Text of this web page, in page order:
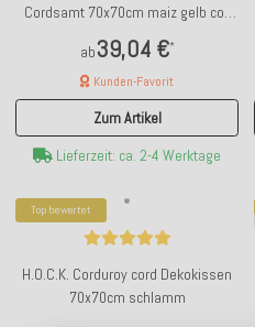
Cordsamt 70x70cm maiz gelb col.
028
ab39,04 €*
Kunden-Favorit
Zum Artikel
Lieferzeit: ca. 2-4 Werktage
Top bewertet
H.O.C.K. Corduroy cord Dekokissen
70x70cm schlamm